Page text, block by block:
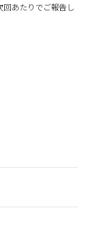
あたりでご報告し